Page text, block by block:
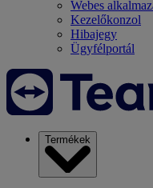
Webes
Kezelőkonzol
Hibajegy
Ügyfélportál
Termékek